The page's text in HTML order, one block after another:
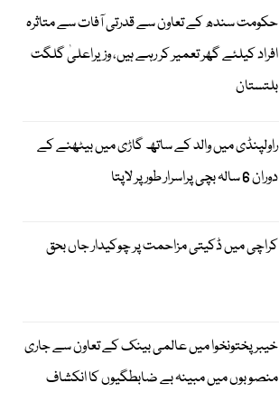
حکومت سندھ کے تعاون سے قدرتی آفات سے متاثرہ
افراد کیلئے گھر تعمیر کر رہے ہیں، وزیراعلیٰ گلگت
بلتستان
راولپنڈی میں والد کے ساتھ گاڑی میں بیٹھنے کے
دوران 6 سالہ بچی پراسرار طور پر لاپتا
کراچی میں ڈکیتی مزاحمت پر چوکیدار جاں بحق
خیبرپختونخوا میں عالمی بینک کے تعاون سے جاری
منصوبوں میں مبینہ بے ضابطگیوں کا انکشاف